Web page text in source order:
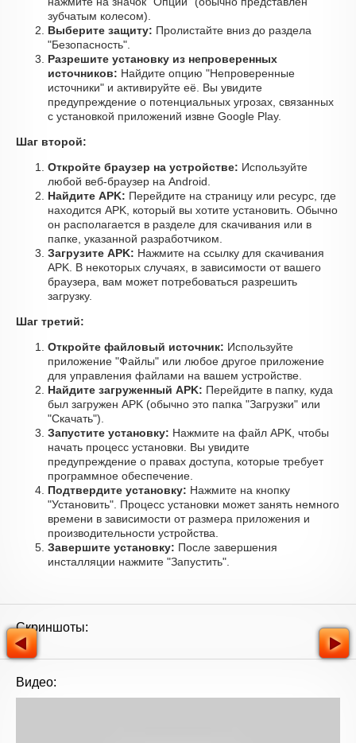
зубчатым колесом).
Выберите защиту: Пролистайте вниз до раздела
"Безопасность".
Разрешите установку из непроверенных
источников: Найдите опцию "Непроверенные
источники" и активируйте её. Вы увидите
предупреждение о потенциальных угрозах, связанных
с установкой приложений извне Google Play.
Шаг второй:
Откройте браузер на устройстве: Используйте
любой веб-браузер на Android.
Найдите APK: Перейдите на страницу или ресурс, где
находится APK, который вы хотите установить. Обычно
он располагается в разделе для скачивания или в
папке, указанной разработчиком.
Загрузите APK: Нажмите на ссылку для скачивания
APK. В некоторых случаях, в зависимости от вашего
браузера, вам может потребоваться разрешить
загрузку.
Шаг третий:
Откройте файловый источник: Используйте
приложение "Файлы" или любое другое приложение
для управления файлами на вашем устройстве.
Найдите загруженный APK: Перейдите в папку, куда
был загружен APK (обычно это папка "Загрузки" или
"Скачать").
Запустите установку: Нажмите на файл APK, чтобы
начать процесс установки. Вы увидите
предупреждение о правах доступа, которые требует
программное обеспечение.
Подтвердите установку: Нажмите на кнопку
"Установить". Процесс установки может занять немного
времени в зависимости от размера приложения и
производительности устройства.
Завершите установку: После завершения
инсталляции нажмите "Запустить".
Скриншоты:
Видео: